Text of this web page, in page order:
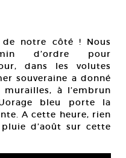
de notre côté ! Nous
d’ordre pour
dans les volutes
souveraine a donné
à l’embrun
bleu porte la
A cette heure, rien
pluie d’août sur cette